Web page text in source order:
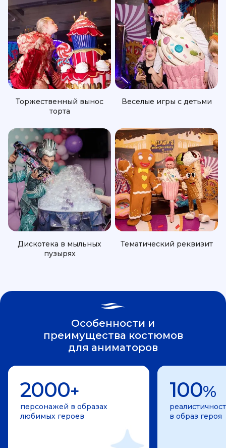
Торжественный вынос
торта
Веселые игры с детьми
Дискотека в мыльных
пузырях
Тематический реквизит
Особенности и
преимущества костюмов
для аниматоров
2000+
персонажей в образах
любимых героев
100%
в образ героя